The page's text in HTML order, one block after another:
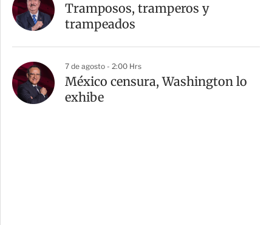
Tramposos, tramperos y
trampeados
7 de agosto - 2:00 Hrs
México censura, Washington lo
exhibe